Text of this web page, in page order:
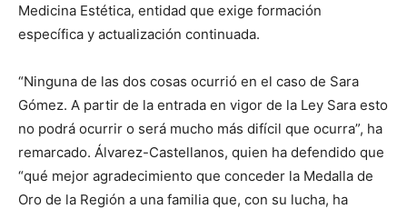
Medicina Estética, entidad que exige formación
específica y actualización continuada.
“Ninguna de las dos cosas ocurrió en el caso de Sara
Gómez. A partir de la entrada en vigor de la Ley Sara esto
no podrá ocurrir o será mucho más difícil que ocurra”, ha
remarcado. Álvarez-Castellanos, quien ha defendido que
“qué mejor agradecimiento que conceder la Medalla de
Oro de la Región a una familia que, con su lucha, ha